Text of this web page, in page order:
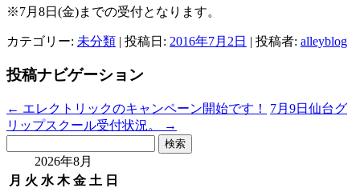
※7月8日(金)までの受付となります。
カテゴリー: 未分類 | 投稿日: 2016年7月2日 | 投稿者: alleyblog
投稿ナビゲーション
← エレクトリックのキャンペーン開始です！
7月9日仙台グ
リップスクール受付状況。
→
2026年8月
月 火 水 木 金 土 日